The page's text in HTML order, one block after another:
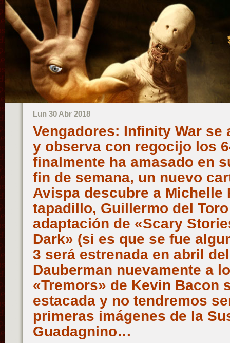
Lun 30 Abr 2018
Vengadores: Infinity War se
y observa con regocijo los
finalmente ha amasado en
fin de semana, un nuevo
Avispa descubre a Michelle
tapadillo, Guillermo del
adaptación de «Scary
Dark» (si es que se fue
3 será estrenada en abril
Dauberman nuevamente a
«Tremors» de Kevin Bacon
estacada y no tendremos
primeras imágenes de la
Guadagnino…